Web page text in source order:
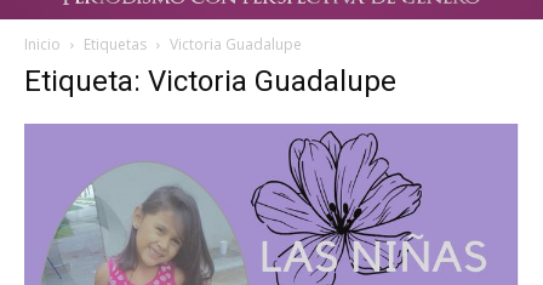
Inicio Etiquetas Victoria Guadalupe
Etiqueta: Victoria Guadalupe